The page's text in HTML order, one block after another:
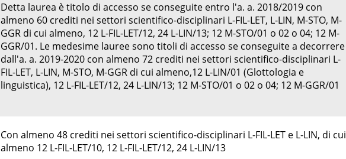
Detta laurea è titolo di accesso se conseguite entro l'a. a. 2018/2019 con
almeno 60 crediti nei settori scientifico-disciplinari L-FIL-LET, L-LIN, M-STO, M-
GGR di cui almeno, 12 L-FIL-LET/12, 24 L-LIN/13; 12 M-STO/01 o 02 o 04; 12 M-
GGR/01. Le medesime lauree sono titoli di accesso se conseguite a decorrere
dall'a. a. 2019-2020 con almeno 72 crediti nei settori scientifico-disciplinari L-
FIL-LET, L-LIN, M-STO, M-GGR di cui almeno,12 L-LIN/01 (Glottologia e
linguistica), 12 L-FIL-LET/12, 24 L-LIN/13; 12 M-STO/01 o 02 o 04; 12 M-GGR/01
Con almeno 48 crediti nei settori scientifico-disciplinari L-FIL-LET e L-LIN, di cui
almeno 12 L-FIL-LET/10, 12 L-FIL-LET/12, 24 L-LIN/13